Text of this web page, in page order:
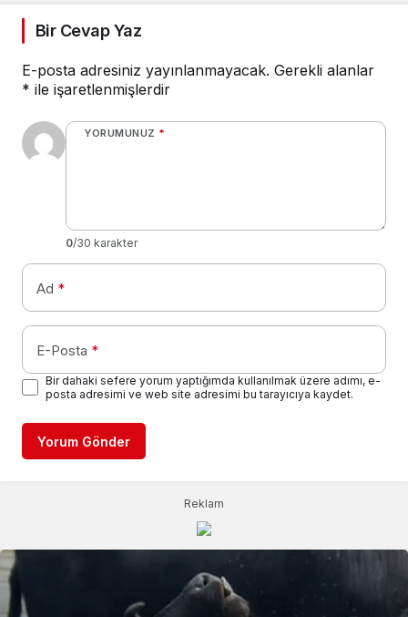
Bir Cevap Yaz
E-posta adresiniz yayınlanmayacak. Gerekli alanlar
* ile işaretlenmişlerdir
YORUMUNUZ *
0/30 karakter
Ad *
E-Posta *
Bir dahaki sefere yorum yaptığımda kullanılmak üzere adımı, e-
posta adresimi ve web site adresimi bu tarayıcıya kaydet.
Yorum Gönder
Reklam